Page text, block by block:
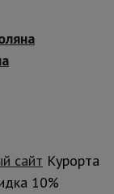
сайт Курорта
10%